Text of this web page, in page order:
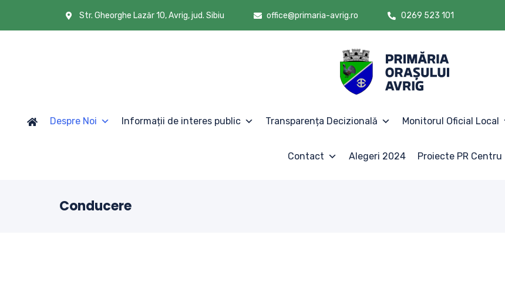
Str. Gheorghe Lazăr 10, Avrig, jud. Sibiu office@primaria-avrig.ro 0269 523 101
Despre Noi Informații de interes public Transparența Decizională Monitorul Oficial Local
Contact Alegeri 2024 Proiecte PR Centru
Conducere